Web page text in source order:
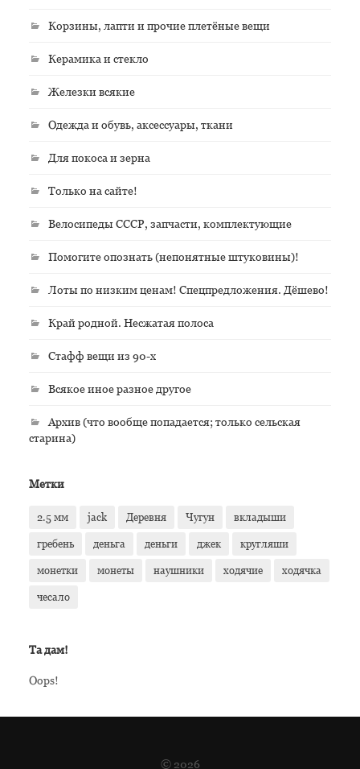
Корзины, лапти и прочие плетёные вещи
Керамика и стекло
Железки всякие
Одежда и обувь, аксессуары, ткани
Для покоса и зерна
Только на сайте!
Велосипеды СССР, запчасти, комплектующие
Помогите опознать (непонятные штуковины)!
Лоты по низким ценам! Спецпредложения. Дёшево!
Край родной. Несжатая полоса
Стафф вещи из 90-х
Всякое иное разное другое
Архив (что вообще попадается; только сельская
старина)
Метки
2.5 мм jack Деревня Чугун вкладыши
гребень деньга деньги джек кругляши
монетки монеты наушники ходячие ходячка
чесало
Та дам!
Oops!
© 2026